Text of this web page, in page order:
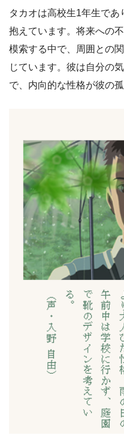
タカオは高校生1年生で
抱えています。将来への
模索する中で、周囲との
じています。彼は自分の
で、内向的な性格が彼の